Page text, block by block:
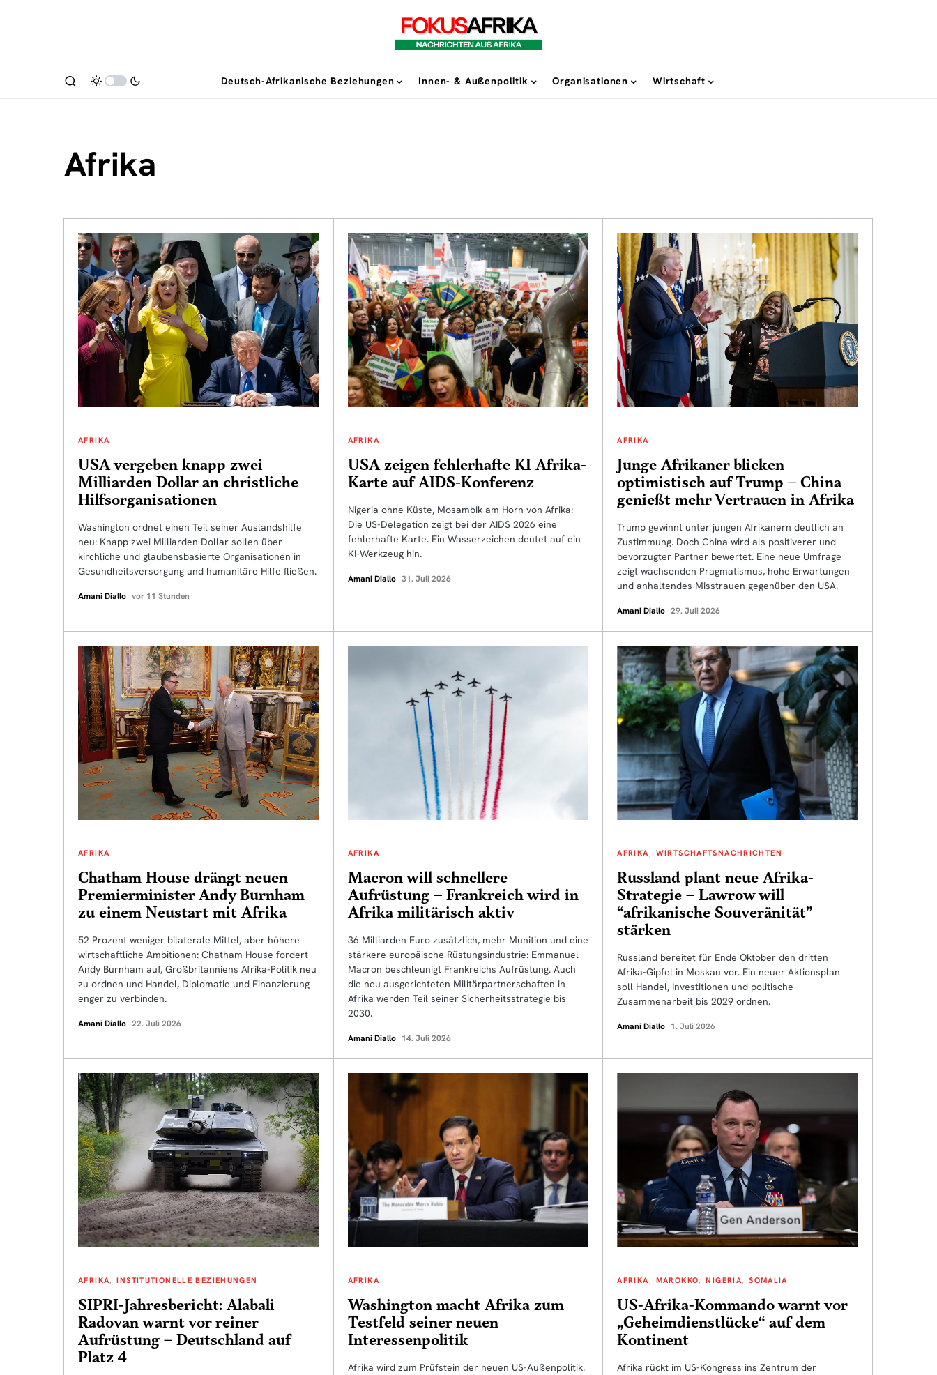
Deutsch-Afrikanische Beziehungen Innen- & Außenpolitik Organisationen Wirtschaft
Afrika
AFRIKA
USA vergeben knapp zwei
Milliarden Dollar an christliche
Hilfsorganisationen
Washington ordnet einen Teil seiner Auslandshilfe
neu: Knapp zwei Milliarden Dollar sollen über
kirchliche und glaubensbasierte Organisationen in
Gesundheitsversorgung und humanitäre Hilfe fließen.
Amani Diallo vor 11 Stunden
AFRIKA
USA zeigen fehlerhafte KI Afrika-
Karte auf AIDS-Konferenz
Nigeria ohne Küste, Mosambik am Horn von Afrika:
Die US-Delegation zeigt bei der AIDS 2026 eine
fehlerhafte Karte. Ein Wasserzeichen deutet auf ein
KI-Werkzeug hin.
Amani Diallo 31. Juli 2026
AFRIKA
Junge Afrikaner blicken
optimistisch auf Trump – China
genießt mehr Vertrauen in Afrika
Trump gewinnt unter jungen Afrikanern deutlich an
Zustimmung. Doch China wird als positiverer und
bevorzugter Partner bewertet. Eine neue Umfrage
zeigt wachsenden Pragmatismus, hohe Erwartungen
und anhaltendes Misstrauen gegenüber den USA.
Amani Diallo 29. Juli 2026
AFRIKA
Chatham House drängt neuen
Premierminister Andy Burnham
zu einem Neustart mit Afrika
52 Prozent weniger bilaterale Mittel, aber höhere
wirtschaftliche Ambitionen: Chatham House fordert
Andy Burnham auf, Großbritanniens Afrika-Politik neu
zu ordnen und Handel, Diplomatie und Finanzierung
enger zu verbinden.
Amani Diallo 22. Juli 2026
AFRIKA
Macron will schnellere
Aufrüstung – Frankreich wird in
Afrika militärisch aktiv
36 Milliarden Euro zusätzlich, mehr Munition und eine
stärkere europäische Rüstungsindustrie: Emmanuel
Macron beschleunigt Frankreichs Aufrüstung. Auch
die neu ausgerichteten Militärpartnerschaften in
Afrika werden Teil seiner Sicherheitsstrategie bis
2030.
Amani Diallo 14. Juli 2026
AFRIKA WIRTSCHAFTSNACHRICHTEN
Russland plant neue Afrika-
Strategie – Lawrow will
“afrikanische Souveränität”
stärken
Russland bereitet für Ende Oktober den dritten
Afrika-Gipfel in Moskau vor. Ein neuer Aktionsplan
soll Handel, Investitionen und politische
Zusammenarbeit bis 2029 ordnen.
Amani Diallo 1. Juli 2026
AFRIKA INSTITUTIONELLE BEZIEHUNGEN
SIPRI-Jahresbericht: Alabali
Radovan warnt vor reiner
Aufrüstung – Deutschland auf
Platz 4
AFRIKA
Washington macht Afrika zum
Testfeld seiner neuen
Interessenpolitik
Afrika wird zum Prüfstein der neuen US-Außenpolitik.
AFRIKA MAROKKO NIGERIA SOMALIA
US-Afrika-Kommando warnt vor
„Geheimdienstlücke“ auf dem
Kontinent
Afrika rückt im US-Kongress ins Zentrum der